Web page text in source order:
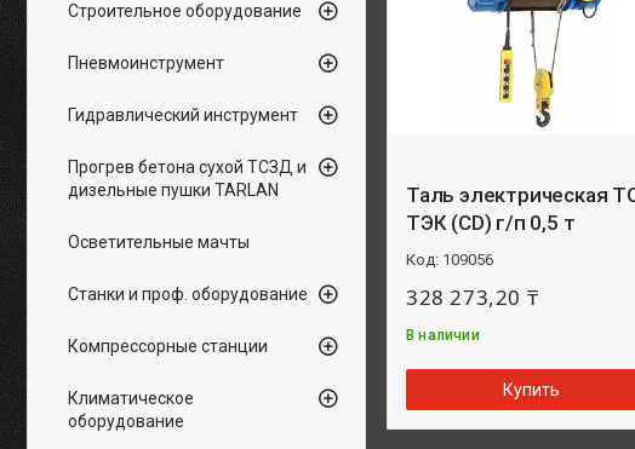
Таль электрическая
ТЭК (CD) г/п 0,5 т
109056
328 273,20 ₸
В наличии
Купить
Строительное оборудование
Пневмоинструмент
Гидравлический инструмент
Прогрев бетона сухой ТСЗД и
дизельные пушки TARLAN
Осветительные мачты
Станки и проф. оборудование
Компрессорные станции
Климатическое
оборудование